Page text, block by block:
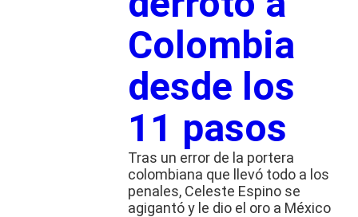
Colombia
desde los
11 pasos
Tras un error de la portera
colombiana que llevó todo a los
penales, Celeste Espino se
agigantó y le dio el oro a México